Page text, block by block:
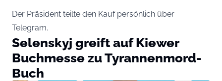
Der Präsident teilte den Kauf persönlich über
Telegram.
Selenskyj greift auf Kiewer
Buchmesse zu Tyrannenmord-
Buch